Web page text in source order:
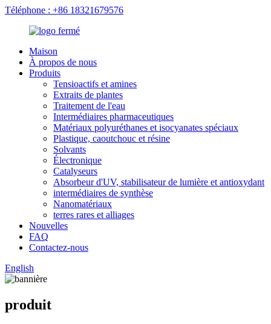
Téléphone : +86 18321679576
Maison
À propos de nous
Produits
Tensioactifs et amines
Extraits de plantes
Traitement de l'eau
Intermédiaires pharmaceutiques
Matériaux polyuréthanes et isocyanates spéciaux
Plastique, caoutchouc et résine
Solvants
Électronique
Catalyseurs
Absorbeur d'UV, stabilisateur de lumière et antioxydant
intermédiaires de synthèse
Nanomatériaux
terres rares et alliages
Nouvelles
FAQ
Contactez-nous
English
produit